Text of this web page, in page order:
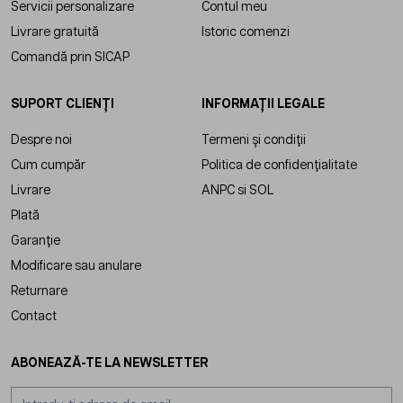
Servicii personalizare
Livrare gratuită
Comandă prin SICAP
Contul meu
Istoric comenzi
SUPORT CLIENȚI
Despre noi
Cum cumpăr
Livrare
Plată
Garanție
Modificare sau anulare
Returnare
Contact
INFORMAȚII LEGALE
Termeni și condiții
Politica de confidențialitate
ANPC si SOL
ABONEAZĂ-TE LA NEWSLETTER